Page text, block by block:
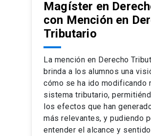
Magíster en
con Mención en
Tributario
La mención en Derecho
brinda a los alumnos una
cómo se ha ido modificando
sistema tributario,
los efectos que han
más relevantes, y pudiendo
entender el alcance y